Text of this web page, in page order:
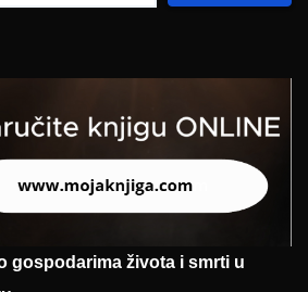
gospodarima života i smrti u